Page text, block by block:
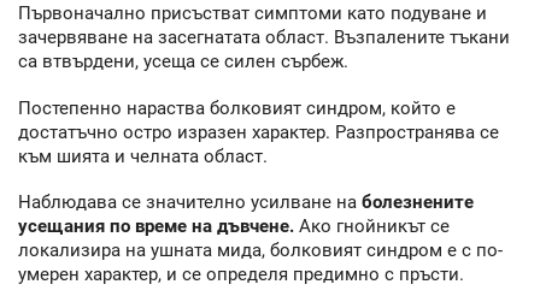
Първоначално присъстват симптоми като подуване и
зачервяване на засегнатата област. Възпалените тъкани
са втвърдени, усеща се силен сърбеж.
Постепенно нараства болковият синдром, който е
достатъчно остро изразен характер. Разпространява се
към шията и челната област.
Наблюдава се значително усилване на болезнените
усещания по време на дъвчене. Ако гнойникът се
локализира на ушната мида, болковият синдром е с по-
умерен характер, и се определя предимно с пръсти.